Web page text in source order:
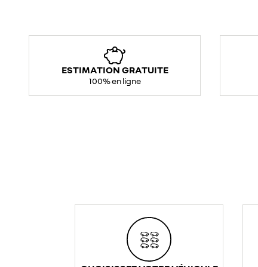
ESTIMATION GRATUITE
100% en ligne